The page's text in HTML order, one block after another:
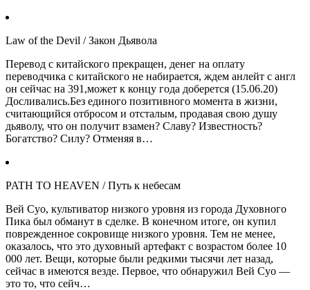
Law of the Devil / Закон Дьявола
Перевод с китайского прекращен, денег на оплату
переводчика с китайского не набирается, ждем анлейт с англ
он сейчас на 391,может к концу года доберется (15.06.20)
Досливались.Без единого позитивного момента в жизни,
считающийся отбросом и отсталым, продавая свою душу
дьяволу, что он получит взамен? Славу? Известность?
Богатство? Силу? Отменяя в…
PATH TO HEAVEN / Путь к небесам
Вей Суо, культиватор низкого уровня из города Духовного
Пика был обманут в сделке. В конечном итоге, он купил
поврежденное сокровище низкого уровня. Тем не менее,
оказалось, что это духовный артефакт с возрастом более 10
000 лет. Вещи, которые были редкими тысячи лет назад,
сейчас в имеются везде. Первое, что обнаружил Вей Суо —
это то, что сейч…